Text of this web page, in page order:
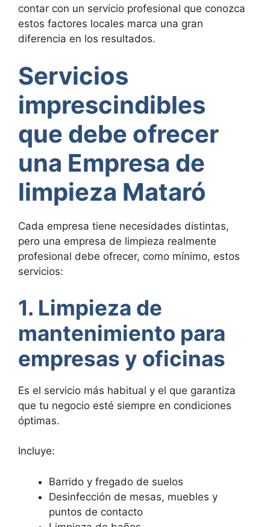
contar con un servicio profesional que conozca
estos factores locales marca una gran
diferencia en los resultados.
Servicios
imprescindibles
que debe ofrecer
una Empresa de
limpieza Mataró
Cada empresa tiene necesidades distintas,
pero una empresa de limpieza realmente
profesional debe ofrecer, como mínimo, estos
servicios:
1. Limpieza de
mantenimiento para
empresas y oficinas
Es el servicio más habitual y el que garantiza
que tu negocio esté siempre en condiciones
óptimas.
Incluye:
Barrido y fregado de suelos
Desinfección de mesas, muebles y
puntos de contacto